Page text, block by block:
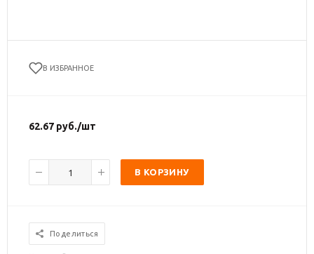
В ИЗБРАННОЕ
62.67 руб./шт
В КОРЗИНУ
Поделиться